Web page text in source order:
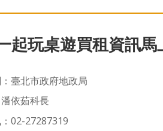
起玩桌遊買租資訊
臺北市政府地政局
依茹科長
02-27287319